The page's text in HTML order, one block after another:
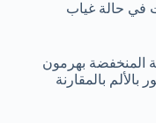
في حالة غياب
المنخفضة بهرمون
بالمقارنة